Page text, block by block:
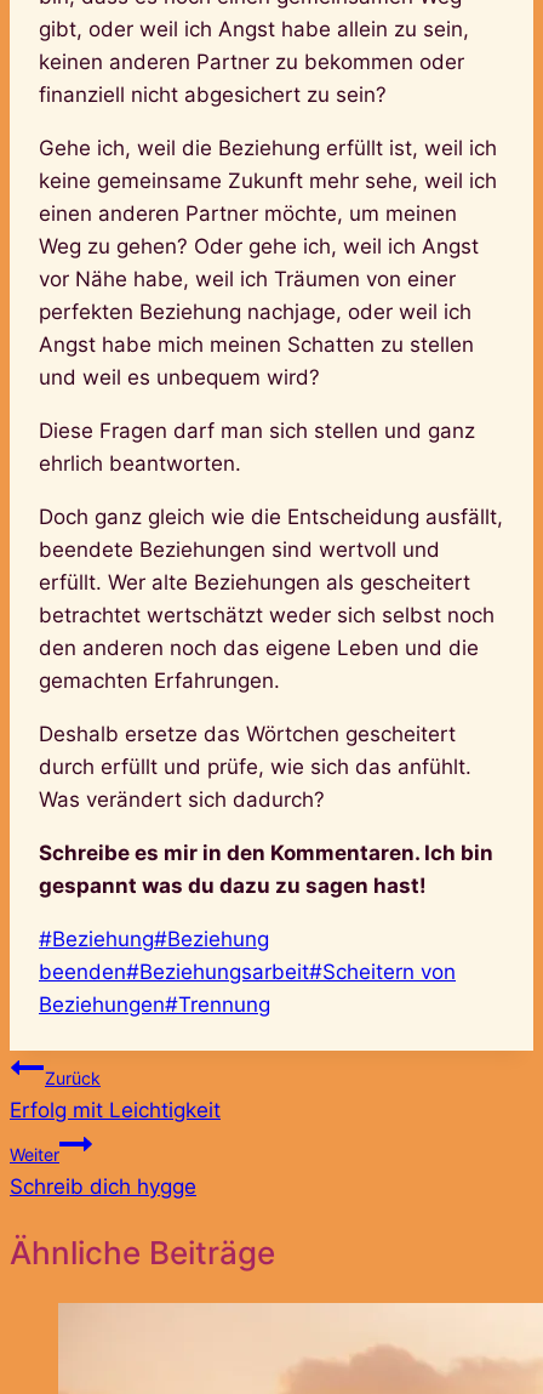
gibt, oder weil ich Angst habe allein zu sein,
keinen anderen Partner zu bekommen oder
finanziell nicht abgesichert zu sein?
Gehe ich, weil die Beziehung erfüllt ist, weil ich
keine gemeinsame Zukunft mehr sehe, weil ich
einen anderen Partner möchte, um meinen
Weg zu gehen? Oder gehe ich, weil ich Angst
vor Nähe habe, weil ich Träumen von einer
perfekten Beziehung nachjage, oder weil ich
Angst habe mich meinen Schatten zu stellen
und weil es unbequem wird?
Diese Fragen darf man sich stellen und ganz
ehrlich beantworten.
Doch ganz gleich wie die Entscheidung ausfällt,
beendete Beziehungen sind wertvoll und
erfüllt. Wer alte Beziehungen als gescheitert
betrachtet wertschätzt weder sich selbst noch
den anderen noch das eigene Leben und die
gemachten Erfahrungen.
Deshalb ersetze das Wörtchen gescheitert
durch erfüllt und prüfe, wie sich das anfühlt.
Was verändert sich dadurch?
Schreibe es mir in den Kommentaren. Ich bin
gespannt was du dazu zu sagen hast!
Schlagworte:
#Beziehung#Beziehung
beenden#Beziehungsarbeit#Scheitern von
Beziehungen#Trennung
Beitragsnavigation
Zurück
Erfolg mit Leichtigkeit
Weiter
Schreib dich hygge
Ähnliche Beiträge